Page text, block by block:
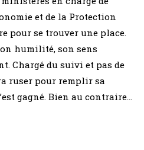
et de la Protection
pour se trouver une place.
humilité, son sens
Chargé du suivi et pas de
ruser pour remplir sa
gagné. Bien au contraire…